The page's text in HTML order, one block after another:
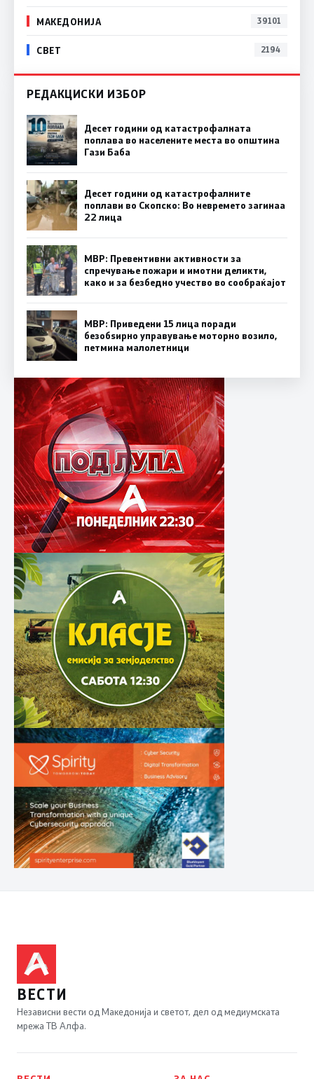
МАКЕДОНИЈА 39101
СВЕТ 2194
РЕДАКЦИСКИ ИЗБОР
Десет години од катастрофалната
поплава во населените места во општина
Гази Баба
Десет години од катастрофалните
поплави во Скопско: Во невремето загинаа
22 лица
МВР: Превентивни активности за
спречување пожари и имотни деликти,
како и за безбедно учество во сообраќајот
МВР: Приведени 15 лица поради
безобѕирно управување моторно возило,
петмина малолетници
ВЕСТИ
Независни вести од Македонија и светот, дел од медиумската
мрежа ТВ Алфа.